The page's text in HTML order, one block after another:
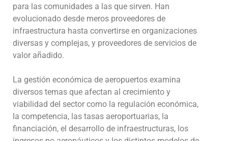
para las comunidades a las que sirven. Han
evolucionado desde meros proveedores de
infraestructura hasta convertirse en organizaciones
diversas y complejas, y proveedores de servicios de
valor añadido.
La gestión económica de aeropuertos examina
diversos temas que afectan al crecimiento y
viabilidad del sector como la regulación económica,
la competencia, las tasas aeroportuarias, la
financiación, el desarrollo de infraestructuras, los